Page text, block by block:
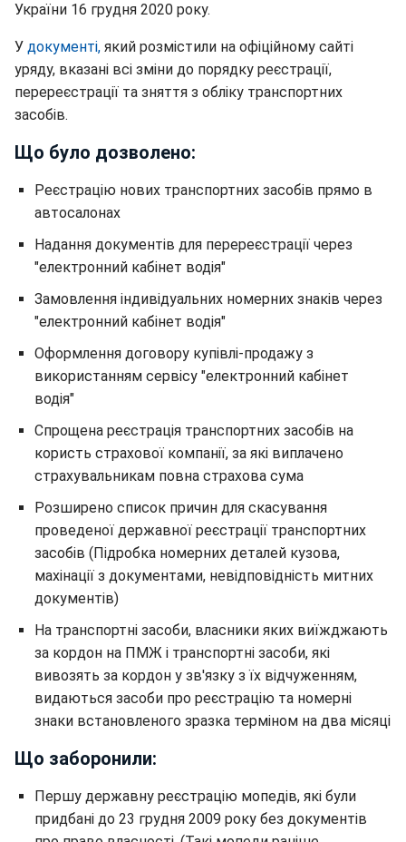
України 16 грудня 2020 року.
У документі, який розмістили на офіційному сайті
уряду, вказані всі зміни до порядку реєстрації,
перереєстрації та зняття з обліку транспортних
засобів.
Що було дозволено:
Реєстрацію нових транспортних засобів прямо в
автосалонах
Надання документів для перереєстрації через
"електронний кабінет водія"
Замовлення індивідуальних номерних знаків через
"електронний кабінет водія"
Оформлення договору купівлі-продажу з
використанням сервісу "електронний кабінет
водія"
Спрощена реєстрація транспортних засобів на
користь страхової компанії, за які виплачено
страхувальникам повна страхова сума
Розширено список причин для скасування
проведеної державної реєстрації транспортних
засобів (Підробка номерних деталей кузова,
махінації з документами, невідповідність митних
документів)
На транспортні засоби, власники яких виїжджають
за кордон на ПМЖ і транспортні засоби, які
вивозять за кордон у зв'язку з їх відчуженням,
видаються засоби про реєстрацію та номерні
знаки встановленого зразка терміном на два місяці
Що заборонили:
Першу державну реєстрацію мопедів, які були
придбані до 23 грудня 2009 року без документів